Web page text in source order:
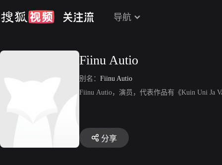
导航
Fiinu Autio
别名： Fiinu Autio
Fiinu Autio，演员，代表作品有《Kuin Uni Ja
分享